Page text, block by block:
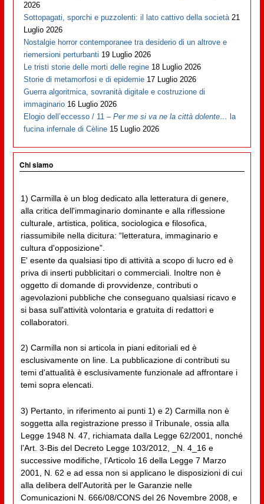
2026
Sottopagati, sporchi e puzzolenti: il lato cattivo della società 21
Luglio 2026
Nostalgie horror contemporanee tra desiderio di un altrove e
riemersioni perturbanti 19 Luglio 2026
Le tristi storie delle morti delle regine 18 Luglio 2026
Storie di metamorfosi e di epidemie 17 Luglio 2026
Guerra algoritmica, sovranità digitale e costruzione di
immaginario 16 Luglio 2026
Elogio dell’eccesso / 11 –Per me si va ne la città dolente… la
fucina infernale di Cèline 15 Luglio 2026
Chi siamo
1) Carmilla è un blog dedicato alla letteratura di genere,
alla critica dell'immaginario dominante e alla riflessione
culturale, artistica, politica, sociologica e filosofica,
riassumibile nella dicitura: “letteratura, immaginario e
cultura d'opposizione”.
E' esente da qualsiasi tipo di attività a scopo di lucro ed è
priva di inserti pubblicitari o commerciali. Inoltre non è
oggetto di domande di provvidenze, contributi o
agevolazioni pubbliche che conseguano qualsiasi ricavo e
si basa sull'attività volontaria e gratuita di redattori e
collaboratori.
2) Carmilla non si articola in piani editoriali ed è
esclusivamente on line. La pubblicazione di contributi su
temi d'attualità è esclusivamente funzionale ad affrontare i
temi sopra elencati.
3) Pertanto, in riferimento ai punti 1) e 2) Carmilla non è
soggetta alla registrazione presso il Tribunale, ossia alla
Legge 1948 N. 47, richiamata dalla Legge 62/2001, nonché
l’Art. 3-Bis del Decreto Legge 103/2012, _N. 4_16 e
successive modifiche, l’Articolo 16 della Legge 7 Marzo
2001, N. 62 e ad essa non si applicano le disposizioni di cui
alla delibera dell'Autorità per le Garanzie nelle
Comunicazioni N. 666/08/CONS del 26 Novembre 2008, e